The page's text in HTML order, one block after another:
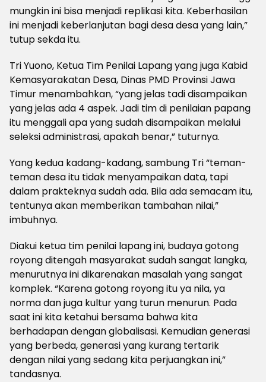
mungkin ini bisa menjadi replikasi kita. Keberhasilan
ini menjadi keberlanjutan bagi desa desa yang lain,”
tutup sekda itu.
Tri Yuono, Ketua Tim Penilai Lapang yang juga Kabid
Kemasyarakatan Desa, Dinas PMD Provinsi Jawa
Timur menambahkan, “yang jelas tadi disampaikan
yang jelas ada 4 aspek. Jadi tim di penilaian papang
itu menggali apa yang sudah disampaikan melalui
seleksi administrasi, apakah benar,” tuturnya.
Yang kedua kadang-kadang, sambung Tri “teman-
teman desa itu tidak menyampaikan data, tapi
dalam prakteknya sudah ada. Bila ada semacam itu,
tentunya akan memberikan tambahan nilai,”
imbuhnya.
Diakui ketua tim penilai lapang ini, budaya gotong
royong ditengah masyarakat sudah sangat langka,
menurutnya ini dikarenakan masalah yang sangat
komplek. “Karena gotong royong itu ya nila, ya
norma dan juga kultur yang turun menurun. Pada
saat ini kita ketahui bersama bahwa kita
berhadapan dengan globalisasi. Kemudian generasi
yang berbeda, generasi yang kurang tertarik
dengan nilai yang sedang kita perjuangkan ini,”
tandasnya.